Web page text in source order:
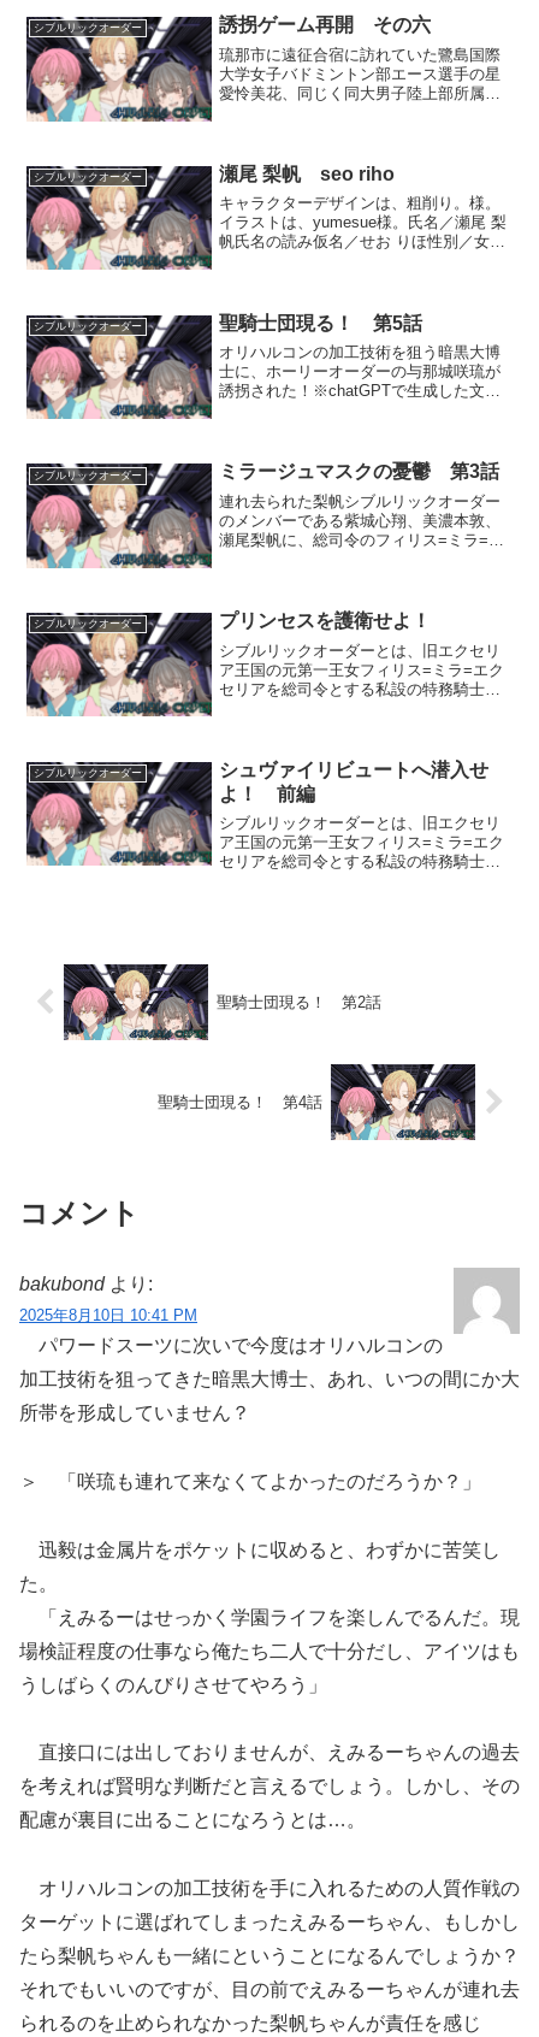
シブルリックオーダー 誘拐ゲーム再開 その六
琉那市に遠征合宿に訪れていた鷺島国際
大学女子バドミントン部エース選手の星
愛怜美花、同じく同大男子陸上部所属の
厚であると判断したシブル...
シブルリックオーダー 瀬尾 梨帆 seo riho
キャラクターデザインは、粗削り。様。
イラストは、yumesue様。氏名／瀬尾 梨
帆氏名の読み仮名／せお りほ性別／女年
一点。備考...
シブルリックオーダー 聖騎士団現る！ 第5話
オリハルコンの加工技術を狙う暗黒大博
士に、ホーリーオーダーの与那城咲琉が
誘拐された！※chatGPTで生成した文章
机の中央には、一通...
シブルリックオーダー ミラージュマスクの憂鬱 第3話
連れ去られた梨帆シブルリックオーダー
のメンバーである紫城心翔、美濃本敦、
瀬尾梨帆に、総司令のフィリス=ミラ=エ
のだ。心翔と梨帆、敦と...
シブルリックオーダー プリンセスを護衛せよ！
シブルリックオーダーとは、旧エクセリ
ア王国の元第一王女フィリス=ミラ=エク
セリアを総司令とする私設の特務騎士団
ハルコンスーツを身に...
シブルリックオーダー
シュヴァイリビュートへ潜入せ
よ！ 前編
シブルリックオーダーとは、旧エクセリ
ア王国の元第一王女フィリス=ミラ=エク
セリアを総司令とする私設の特務騎士団
聖騎士団現る！ 第2話
聖騎士団現る！ 第4話
コメント
bakubond より:
2025年8月10日 10:41 PM
パワードスーツに次いで今度はオリハルコンの
加工技術を狙ってきた暗黒大博士、あれ、いつの間にか大
所帯を形成していません？
＞ 「咲琉も連れて来なくてよかったのだろうか？」
迅毅は金属片をポケットに収めると、わずかに苦笑し
た。
「えみるーはせっかく学園ライフを楽しんでるんだ。現
場検証程度の仕事なら俺たち二人で十分だし、アイツはも
うしばらくのんびりさせてやろう」
直接口には出しておりませんが、えみるーちゃんの過去
を考えれば賢明な判断だと言えるでしょう。しかし、その
配慮が裏目に出ることになろうとは…。
オリハルコンの加工技術を手に入れるための人質作戦の
ターゲットに選ばれてしまったえみるーちゃん、もしかし
たら梨帆ちゃんも一緒にということになるんでしょうか？
それでもいいのですが、目の前でえみるーちゃんが連れ去
られるのを止められなかった梨帆ちゃんが責任を感じ